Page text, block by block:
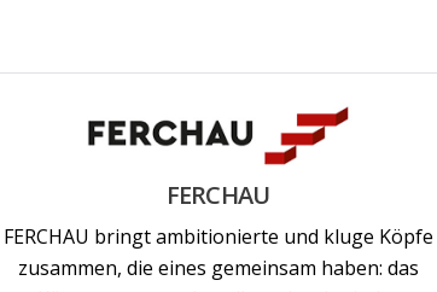
FERCHAU
FERCHAU bringt ambitionierte und kluge Köpfe
zusammen, die eines gemeinsam haben: das